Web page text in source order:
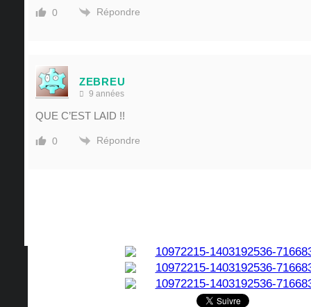
0 Répondre
ZEBREU
9 années
QUE C’EST LAID !!
0 Répondre